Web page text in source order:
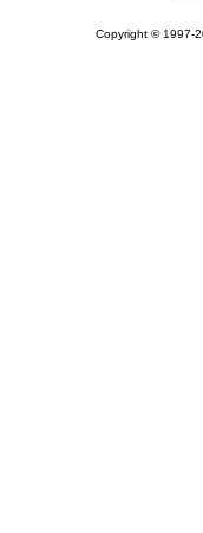
Copyright © 1997-